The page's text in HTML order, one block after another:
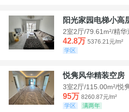
阳光家园电梯小高
2室2厅/79.61m²/精华
42.8万 5376.21元/m²
学区
悦隽风华精装空房
3室2厅/115.00m²/悦
95万 8260.87元/m²
学区
满两年